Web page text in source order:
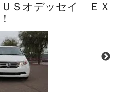
Ｓオデッセイ ＥＸ